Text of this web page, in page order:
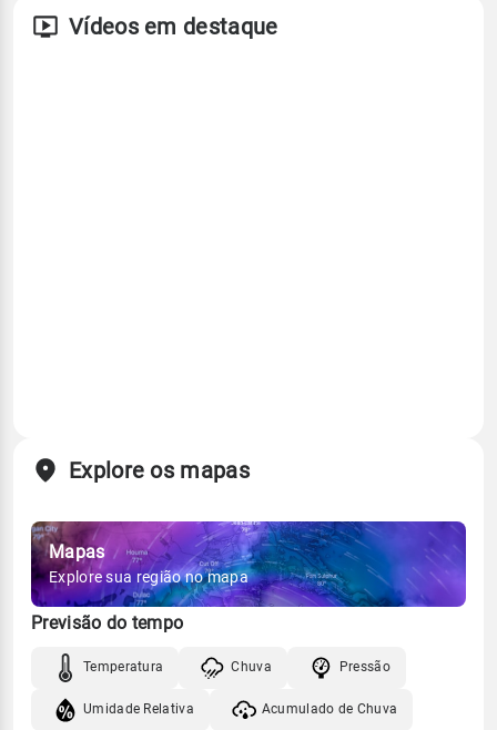
Vídeos em destaque
Explore os mapas
Mapas
Explore sua região no mapa
Previsão do tempo
Temperatura Chuva Pressão
Umidade Relativa Acumulado de Chuva